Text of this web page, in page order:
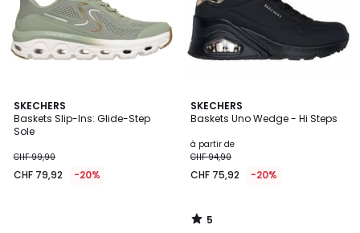
SKECHERS
Baskets Slip-Ins: Glide-Step
Sole
CHF 99,90
CHF 79,92 -20%
SKECHERS
Baskets Uno Wedge - Hi Steps
à partir de
CHF 94,90
CHF 75,92 -20%
5
/
5
/